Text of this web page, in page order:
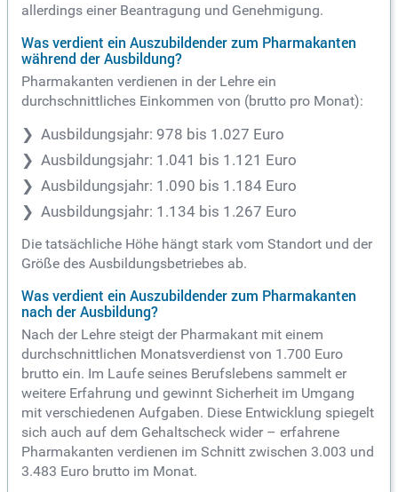
allerdings einer Beantragung und Genehmigung.
Was verdient ein Auszubildender zum Pharmakanten
während der Ausbildung?
Pharmakanten verdienen in der Lehre ein
durchschnittliches Einkommen von (brutto pro Monat):
Ausbildungsjahr: 978 bis 1.027 Euro
Ausbildungsjahr: 1.041 bis 1.121 Euro
Ausbildungsjahr: 1.090 bis 1.184 Euro
Ausbildungsjahr: 1.134 bis 1.267 Euro
Die tatsächliche Höhe hängt stark vom Standort und der
Größe des Ausbildungsbetriebes ab.
Was verdient ein Auszubildender zum Pharmakanten
nach der Ausbildung?
Nach der Lehre steigt der Pharmakant mit einem
durchschnittlichen Monatsverdienst von 1.700 Euro
brutto ein. Im Laufe seines Berufslebens sammelt er
weitere Erfahrung und gewinnt Sicherheit im Umgang
mit verschiedenen Aufgaben. Diese Entwicklung spiegelt
sich auch auf dem Gehaltscheck wider – erfahrene
Pharmakanten verdienen im Schnitt zwischen 3.003 und
3.483 Euro brutto im Monat.